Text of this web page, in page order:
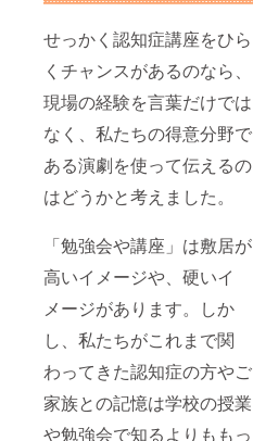
せっかく認知症講座をひら
くチャンスがあるのなら、
現場の経験を言葉だけでは
なく、私たちの得意分野で
ある演劇を使って伝えるの
はどうかと考えました。
「勉強会や講座」は敷居が
高いイメージや、硬いイ
メージがあります。しか
し、私たちがこれまで関
わってきた認知症の方やご
家族との記憶は学校の授業
や勉強会で知るよりももっ